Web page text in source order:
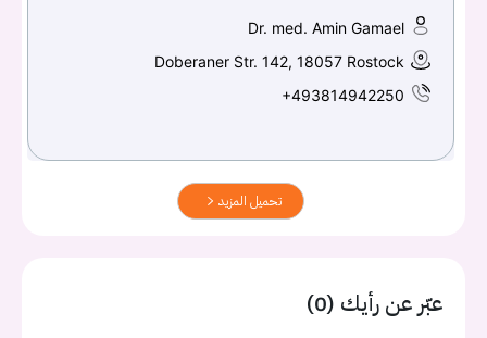
Dr. med. Amin Gamael
Doberaner Str. 142, 18057 Rostock
+493814942250
تحميل المزيد
عبّر عن رأيك (0)